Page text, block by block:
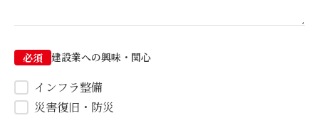
必須 建設業への興味・関心
インフラ整備
災害復旧・防災